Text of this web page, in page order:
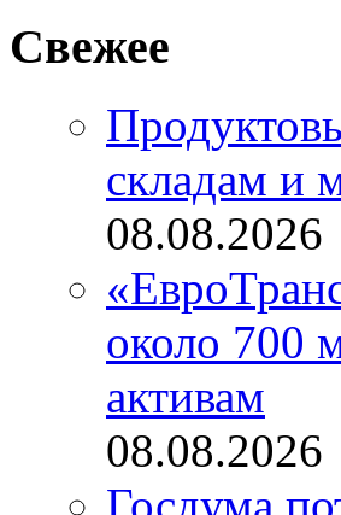
Свежее
складам и
около 700
активам